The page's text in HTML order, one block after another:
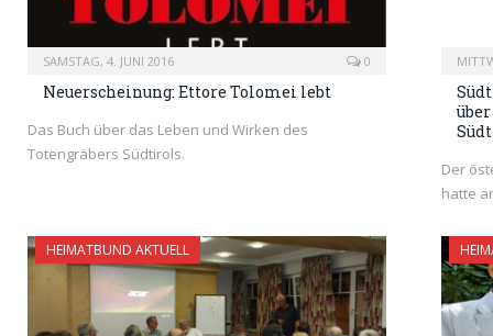
SAMSTAG, 4. JUNI 2016 0
Neuerscheinung: Ettore Tolomei lebt
Das Buch über das Leben und Wirken des
Totengräbers Südtirols.
Der
hatte
HEIMATBUND AKTUELL